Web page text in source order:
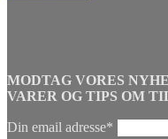
MODTAG VORES
VARER OG TIPS OM
Din email adresse*